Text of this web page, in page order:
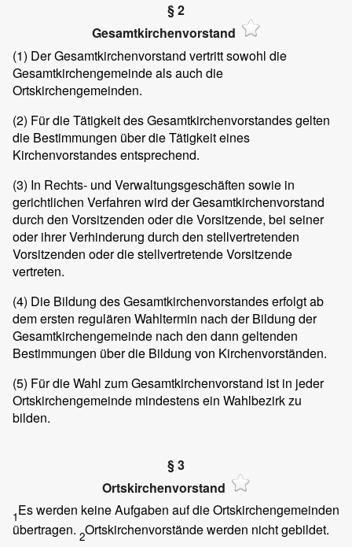
§ 2
Gesamtkirchenvorstand
(1) Der Gesamtkirchenvorstand vertritt sowohl die
Gesamtkirchengemeinde als auch die
Ortskirchengemeinden.
(2) Für die Tätigkeit des Gesamtkirchenvorstandes gelten
die Bestimmungen über die Tätigkeit eines
Kirchenvorstandes entsprechend.
(3) In Rechts- und Verwaltungsgeschäften sowie in
gerichtlichen Verfahren wird der Gesamtkirchenvorstand
durch den Vorsitzenden oder die Vorsitzende, bei seiner
oder ihrer Verhinderung durch den stellvertretenden
Vorsitzenden oder die stellvertretende Vorsitzende
vertreten.
(4) Die Bildung des Gesamtkirchenvorstandes erfolgt ab
dem ersten regulären Wahltermin nach der Bildung der
Gesamtkirchengemeinde nach den dann geltenden
Bestimmungen über die Bildung von Kirchenvorständen.
(5) Für die Wahl zum Gesamtkirchenvorstand ist in jeder
Ortskirchengemeinde mindestens ein Wahlbezirk zu
bilden.
§ 3
Ortskirchenvorstand
1Es werden keine Aufgaben auf die Ortskirchengemeinden
übertragen. 2Ortskirchenvorstände werden nicht gebildet.